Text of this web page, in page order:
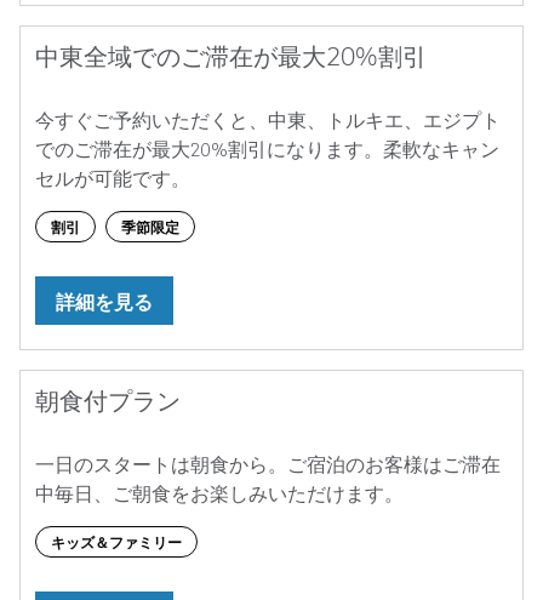
中東全域でのご滞在が最大20%割引
今すぐご予約いただくと、中東、トルキエ、エジプト
でのご滞在が最大20%割引になります。柔軟なキャン
セルが可能です。
割引 季節限定
詳細を見る
朝食付プラン
一日のスタートは朝食から。ご宿泊のお客様はご滞在
中毎日、ご朝食をお楽しみいただけます。
キッズ＆ファミリー